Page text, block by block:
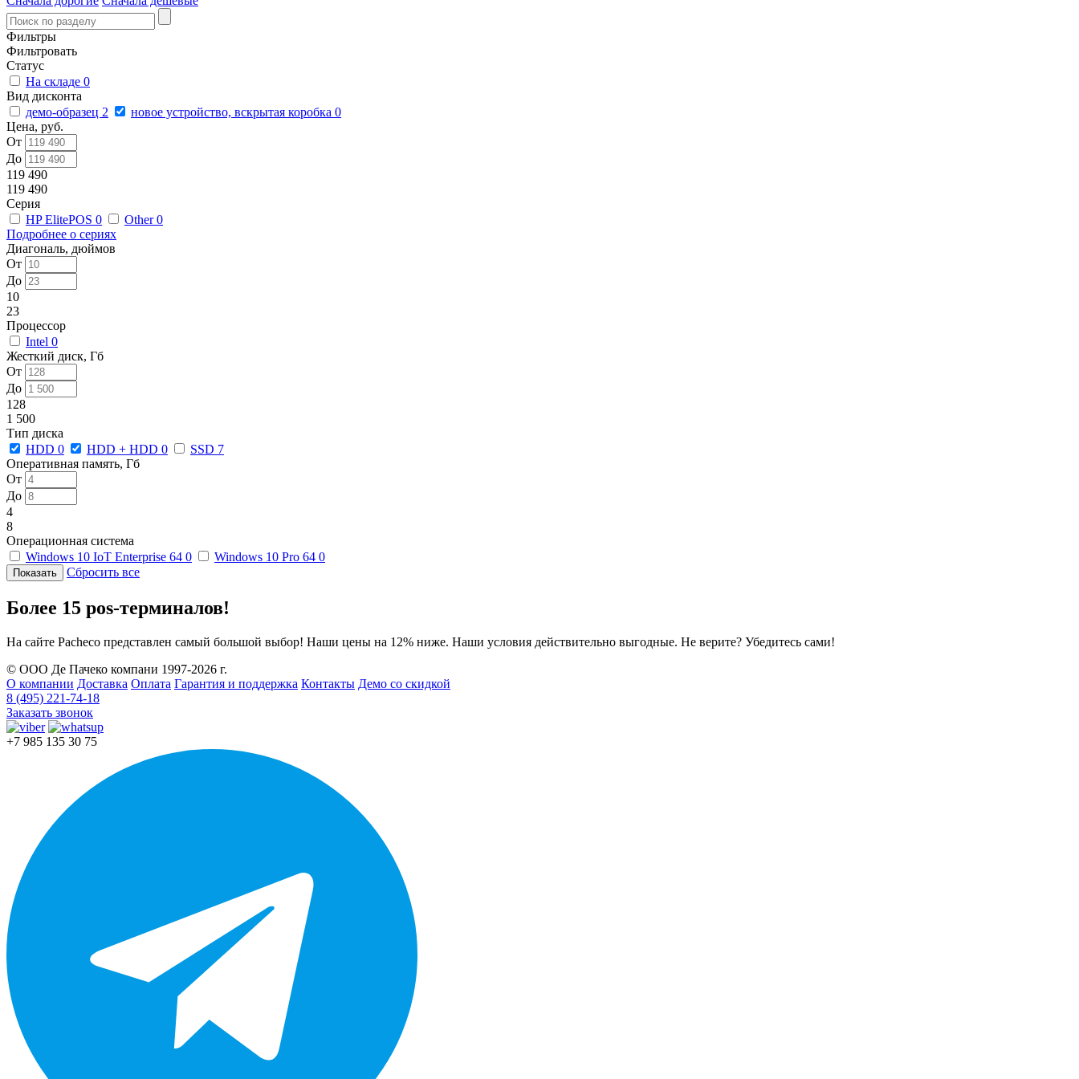
Фильтры
Фильтровать
Статус
На складе 0
Вид дисконта
демо-образец 2 новое устройство, вскрытая коробка 0
Цена, руб.
От
До
119 490
119 490
Серия
HP ElitePOS 0 Other0
Подробнее о сериях
Диагональ, дюймов
От
До
10
23
Процессор
Intel 0
Жесткий диск, Гб
От
До
128
1 500
Тип диска
HDD 0 HDD + HDD 0 SSD 7
Оперативная память, Гб
От
До
4
8
Операционная система
Windows 10 IoT Enterprise 64 0 Windows 10 Pro 64 0
Сбросить все
Более 15 pos-терминалов!
На сайте Pacheco представлен самый большой выбор! Наши цены на 12% ниже. Наши условия действительно выгодные. Не верите? Убедитесь сами!
© ООО Де Пачеко компани 1997-2026 г.
О компании Доставка Оплата Гарантия и поддержка Контакты Демо со скидкой
8 (495) 221-74-18
Заказать звонок
+7 985 135 30 75